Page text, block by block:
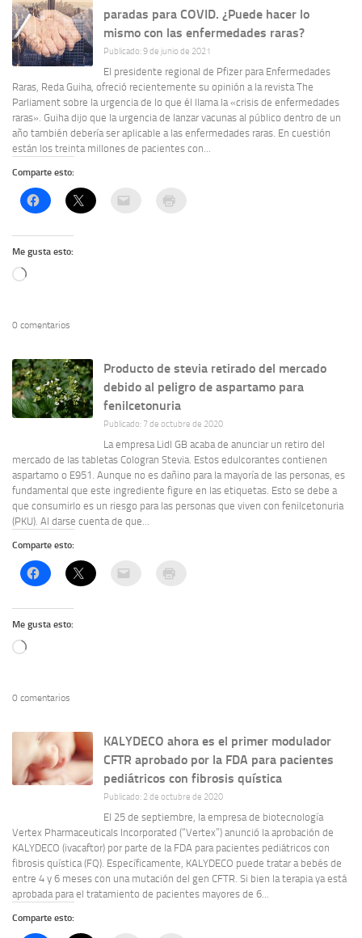
paradas para COVID. ¿Puede hacer lo
mismo con las enfermedades raras?
Publicado: 9 de junio de 2021
El presidente regional de Pfizer para Enfermedades
Raras, Reda Guiha, ofreció recientemente su opinión a la revista The
Parliament sobre la urgencia de lo que él llama la «crisis de enfermedades
raras». Guiha dijo que la urgencia de lanzar vacunas al público dentro de un
año también debería ser aplicable a las enfermedades raras. En cuestión
están los treinta millones de pacientes con...
Comparte esto:
Me gusta esto:
Cargando...
0 comentarios
Producto de stevia retirado del mercado
debido al peligro de aspartamo para
fenilcetonuria
Publicado: 7 de octubre de 2020
La empresa Lidl GB acaba de anunciar un retiro del
mercado de las tabletas Cologran Stevia. Estos edulcorantes contienen
aspartamo o E951. Aunque no es dañino para la mayoría de las personas, es
fundamental que este ingrediente figure en las etiquetas. Esto se debe a
que consumirlo es un riesgo para las personas que viven con fenilcetonuria
(PKU). Al darse cuenta de que...
Comparte esto:
Me gusta esto:
Cargando...
0 comentarios
KALYDECO ahora es el primer modulador
CFTR aprobado por la FDA para pacientes
pediátricos con fibrosis quística
Publicado: 2 de octubre de 2020
El 25 de septiembre, la empresa de biotecnología
Vertex Pharmaceuticals Incorporated (“Vertex”) anunció la aprobación de
KALYDECO (ivacaftor) por parte de la FDA para pacientes pediátricos con
fibrosis quística (FQ). Específicamente, KALYDECO puede tratar a bebés de
entre 4 y 6 meses con una mutación del gen CFTR. Si bien la terapia ya está
aprobada para el tratamiento de pacientes mayores de 6...
Comparte esto: